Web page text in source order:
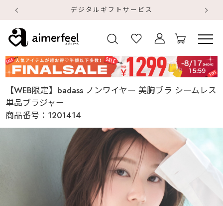
デジタルギフトサービス
【WEB限定】badass ノンワイヤー 美胸ブラ シームレス
単品ブラジャー
商品番号： 1201414